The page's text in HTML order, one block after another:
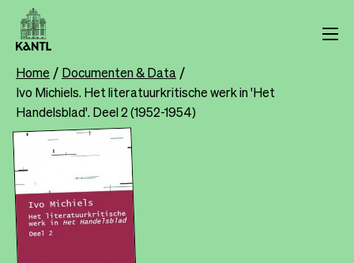
Overslaan
naar
inhoud
gaan
Breadcrumb
Home Documenten & Data
Ivo Michiels. Het literatuurkritische werk in 'Het
Handelsblad'. Deel 2 (1952-1954)